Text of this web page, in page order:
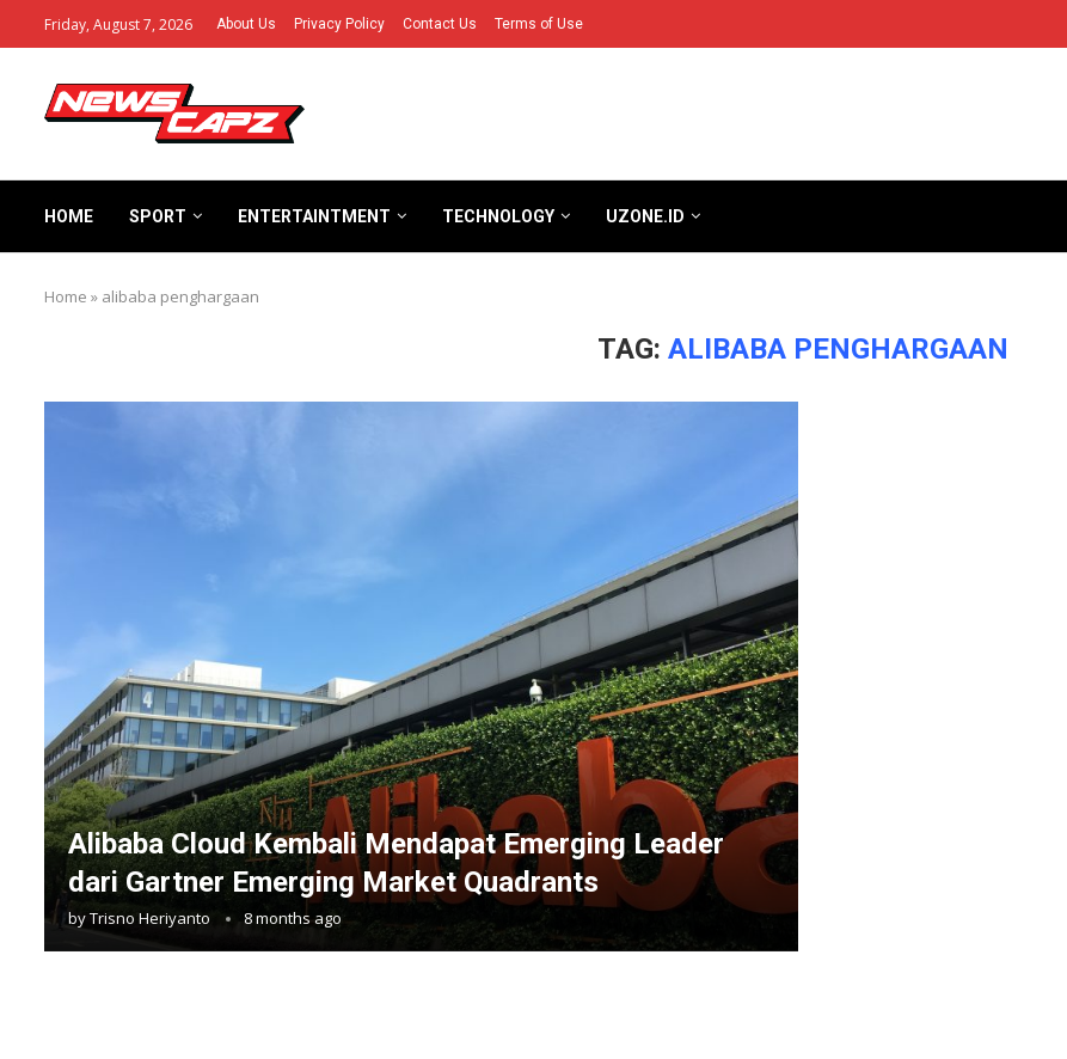
Friday, August 7, 2026 About Us Privacy Policy Contact Us Terms of Use
HOME SPORT ENTERTAINTMENT TECHNOLOGY UZONE.ID
Home » alibaba penghargaan
TAG: ALIBABA PENGHARGAAN
Alibaba Cloud Kembali Mendapat Emerging Leader
dari Gartner Emerging Market Quadrants
byTrisno Heriyanto 8 months ago